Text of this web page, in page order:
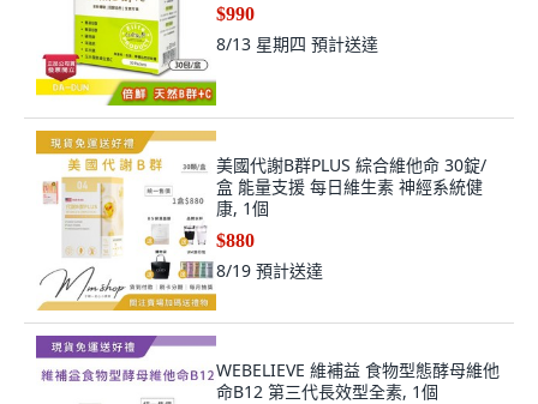
$990
8/13 星期四 預計送達
美國代謝B群PLUS 綜合維他命 30錠/
盒 能量支援 每日維生素 神經系統健
康, 1個
$880
8/19 預計送達
WEBELIEVE 維補益 食物型態酵母維他
命B12 第三代長效型全素, 1個